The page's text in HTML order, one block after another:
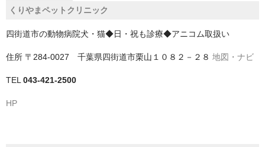
千葉県
いすみ市
佐倉市
八千代市
くりやまペットクリニック
四街道市の動物病院犬・猫◆日・祝も診療◆アニコム取扱い
住所 〒284-0027 千葉県四街道市栗山１０８２－２８ 地図・ナビ
TEL 043-421-2500
HP